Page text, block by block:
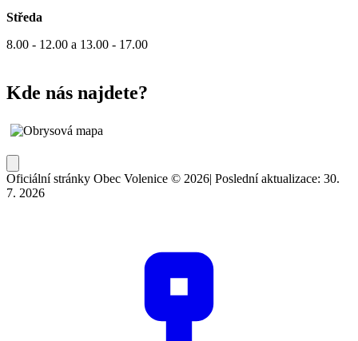
Středa
8.00 - 12.00 a 13.00 - 17.00
Kde nás najdete?
Oficiální stránky Obec Volenice © 2026| Poslední aktualizace: 30.
7. 2026